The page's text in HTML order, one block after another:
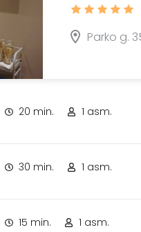
Parko g.
20 min. 1 asm.
30 min. 1 asm.
15 min. 1 asm.